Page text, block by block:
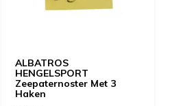
ALBATROS
HENGELSPORT
Zeepaternoster Met 3
Haken